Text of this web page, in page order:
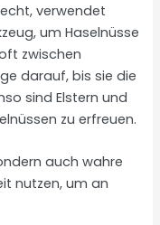
verwendet
um Haselnüsse
zwischen
darauf, bis sie die
sind Elstern und
zu erfreuen.
auch wahre
nutzen, um an